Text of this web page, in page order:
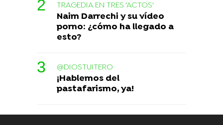
TRAGEDIA EN TRES 'ACTOS'
Naim Darrechi y su vídeo
porno: ¿cómo ha llegado a
esto?
@DIOSTUITERO
¡Hablemos del
pastafarismo, ya!